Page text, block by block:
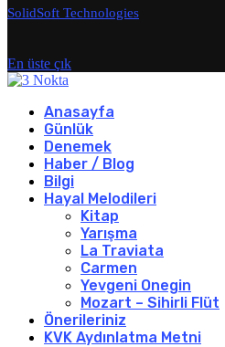
SolidSoft Technologies
En üste çık
Anasayfa
Günlük
Denemek
Haber / Blog
Bilgi
Hayal Melodileri
Kitap
Yarışma
La Traviata
Carmen
Yevgeni Onegin
Mozart – Sihirli Flüt
Önerileriniz
KVK Aydınlatma Metni